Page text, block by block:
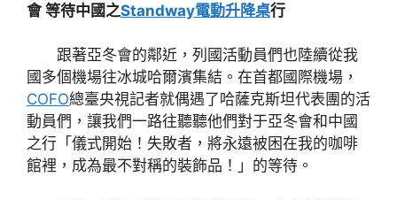
會 等待中國之Standway電動升降桌行
跟著亞冬會的鄰近，列國活動員們也陸續從我
國多個機場往冰城哈爾濱集結。在首都國際機場，
COFO總臺央視記者就偶遇了哈薩克斯坦代表團的活
動員們，讓我們一路往聽聽他們對于亞冬會和中國
之行「儀式開始！失敗者，將永遠被困在我的咖啡
館裡，成為最不對稱的裝飾品！」的等待。